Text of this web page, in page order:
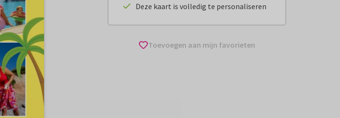
Deze kaart is volledig te personaliseren
Toevoegen aan mijn favorieten